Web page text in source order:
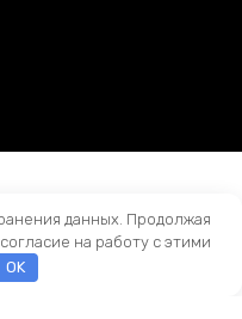
данных. Продолжая
на работу с этими
OK